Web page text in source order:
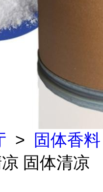
>
固体香料
固体清凉